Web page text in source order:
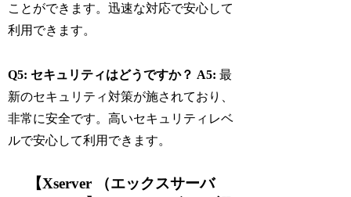
ことができます。迅速な対応で安心して
利用できます。
Q5: セキュリティはどうですか？ A5: 最
新のセキュリティ対策が施されており、
非常に安全です。高いセキュリティレベ
ルで安心して利用できます。
【Xserver （エックスサーバ